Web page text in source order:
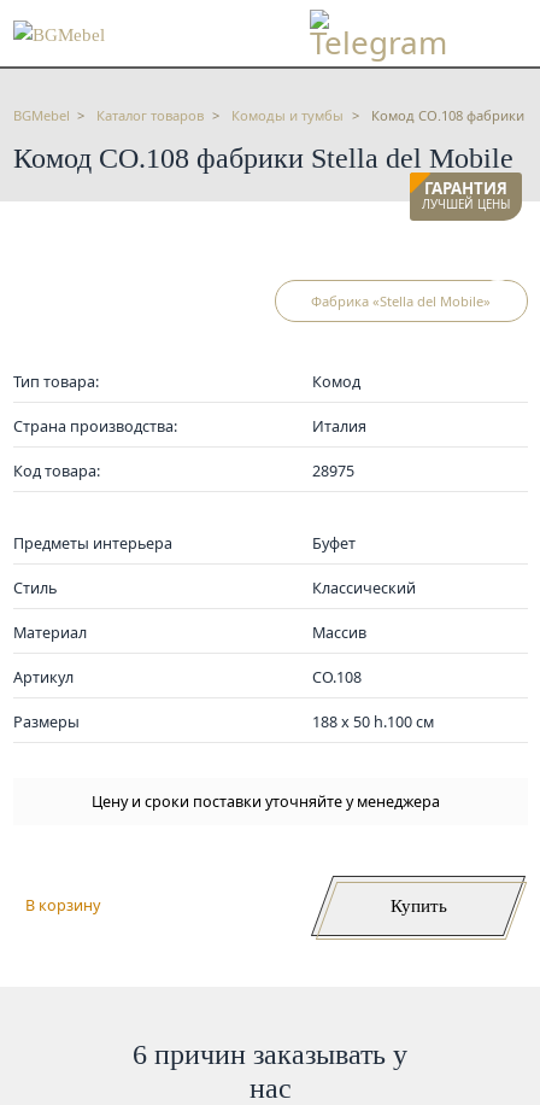
BGMebel Каталог товаров Комоды и тумбы Комод CO.108 фабрики
Комод CO.108 фабрики Stella del Mobile
ГАРАНТИЯ
ЛУЧШЕЙ ЦЕНЫ
Фабрика «Stella del Mobile»
Тип товара: Комод
Страна производства: Италия
Код товара: 28975
Предметы интерьера Буфет
Стиль Классический
Материал Массив
Артикул CO.108
Размеры 188 x 50 h.100 см
Цену и сроки поставки уточняйте у менеджера
В корзину Купить
6 причин заказывать у
нас